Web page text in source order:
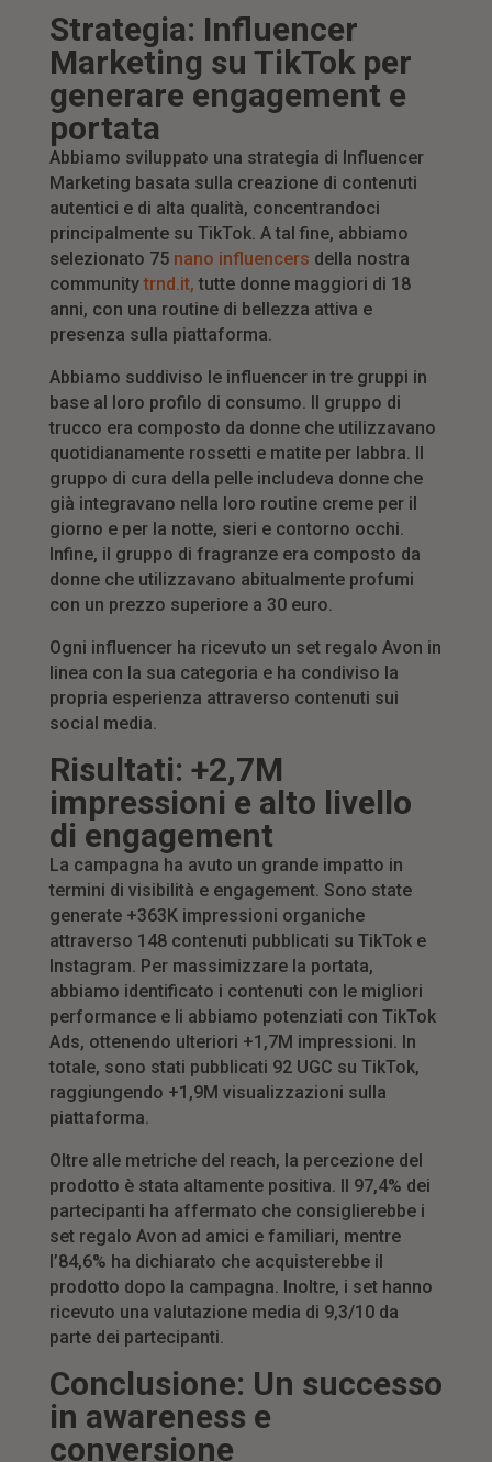
Strategia: Influencer
Marketing su TikTok per
generare engagement e
portata
Abbiamo sviluppato una strategia di Influencer
Marketing basata sulla creazione di contenuti
autentici e di alta qualità, concentrandoci
principalmente su TikTok. A tal fine, abbiamo
selezionato 75 nano influencers della nostra
communitytrnd.it, tutte donne maggiori di 18
anni, con una routine di bellezza attiva e
presenza sulla piattaforma.
Abbiamo suddiviso le influencer in tre gruppi in
base al loro profilo di consumo. Il gruppo di
trucco era composto da donne che utilizzavano
quotidianamente rossetti e matite per labbra. Il
gruppo di cura della pelle includeva donne che
già integravano nella loro routine creme per il
giorno e per la notte, sieri e contorno occhi.
Infine, il gruppo di fragranze era composto da
donne che utilizzavano abitualmente profumi
con un prezzo superiore a 30 euro.
Ogni influencer ha ricevuto un set regalo Avon in
linea con la sua categoria e ha condiviso la
propria esperienza attraverso contenuti sui
social media.
Risultati: +2,7M
impressioni e alto livello
di engagement
La campagna ha avuto un grande impatto in
termini di visibilità e engagement. Sono state
generate +363K impressioni organiche
attraverso 148 contenuti pubblicati su TikTok e
Instagram. Per massimizzare la portata,
abbiamo identificato i contenuti con le migliori
performance e li abbiamo potenziati con TikTok
Ads, ottenendo ulteriori +1,7M impressioni. In
totale, sono stati pubblicati 92 UGC su TikTok,
raggiungendo +1,9M visualizzazioni sulla
piattaforma.
Oltre alle metriche del reach, la percezione del
prodotto è stata altamente positiva. Il 97,4% dei
partecipanti ha affermato che consiglierebbe i
set regalo Avon ad amici e familiari, mentre
l’84,6% ha dichiarato che acquisterebbe il
prodotto dopo la campagna. Inoltre, i set hanno
ricevuto una valutazione media di 9,3/10 da
parte dei partecipanti.
Conclusione: Un successo
in awareness e
conversione